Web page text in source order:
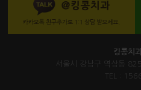
킹콩치
서울시 강남구 역삼동
TEL :